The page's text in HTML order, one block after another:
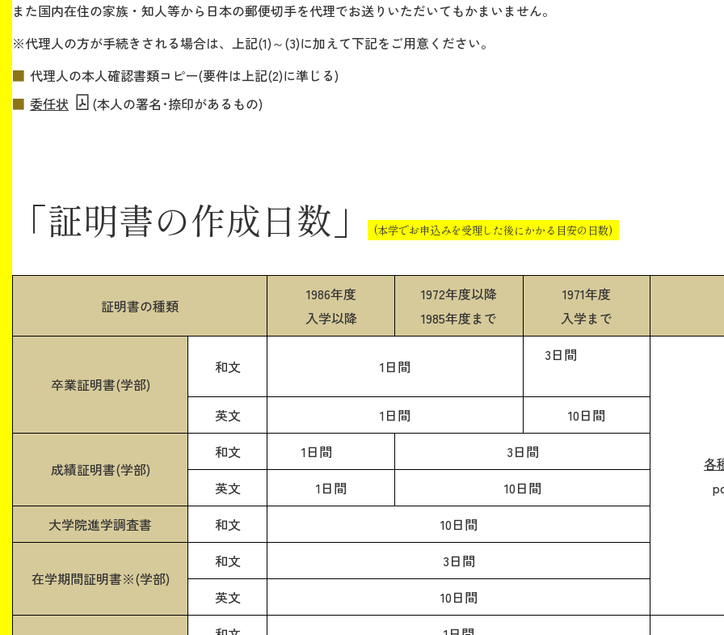
また国内在住の家族・知人等から日本の郵便切手を代理でお送りいただいてもかまいません。
※代理人の方が手続きされる場合は、上記(1)～(3)に加えて下記をご用意ください。
代理人の本人確認書類コピー(要件は上記(2)に準じる)
委任状
(本人の署名･捺印があるもの)
「証明書の作成日数」 (本学でお申込みを受理した後にかかる目安の日数)
証明書の種類
1986年度
入学以降
1972年度以降
1985年度まで
1971年度
入学まで
卒業証明書(学部)
和文 1日間
3日間
各
英文 1日間 10日間
成績証明書(学部)
和文 1日間
3日間
英文
1日間
10日間
大学院進学調査書
和文 10日間
在学期間証明書※(学部)
和文
3日間
英文
10日間